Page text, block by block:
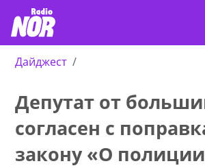
Дайджест
Депутат от
согласен с
закону «О